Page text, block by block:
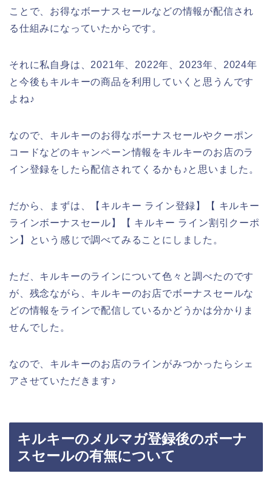
ことで、お得なボーナスセールなどの情報が配信され
る仕組みになっていたからです。
それに私自身は、2021年、2022年、2023年、2024年
と今後もキルキーの商品を利用していくと思うんです
よね♪
なので、キルキーのお得なボーナスセールやクーポン
コードなどのキャンペーン情報をキルキーのお店のラ
イン登録をしたら配信されてくるかも♪と思いました。
だから、まずは、【キルキー ライン登録】【 キルキー
ラインボーナスセール】【 キルキー ライン割引クーポ
ン】という感じで調べてみることにしました。
ただ、キルキーのラインについて色々と調べたのです
が、残念ながら、キルキーのお店でボーナスセールな
どの情報をラインで配信しているかどうかは分かりま
せんでした。
なので、キルキーのお店のラインがみつかったらシェ
アさせていただきます♪
キルキーのメルマガ登録後のボーナ
スセールの有無について